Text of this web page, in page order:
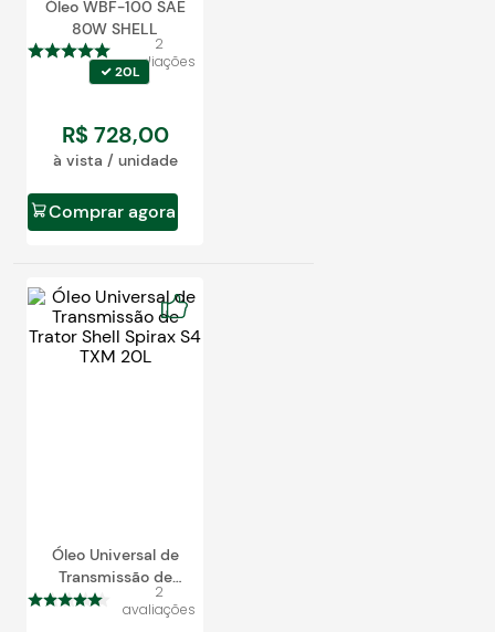
Óleo WBF-100 SAE
80W SHELL
2
avaliações
20L
R$ 728,00
à vista / unidade
Comprar agora
Óleo Universal de
Transmissão de
Trator Shell Spirax S4
TXM 20L
2
avaliações